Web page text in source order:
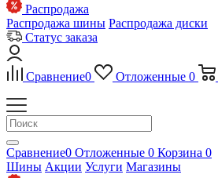
Распродажа
Распродажа шины Распродажа диски
Статус заказа
Сравнение0 Отложенные 0
Сравнение0 Отложенные 0 Корзина 0
Шины Акции Услуги Магазины